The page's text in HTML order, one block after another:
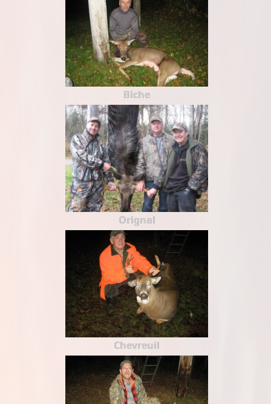
Biche
Orignal
Chevreuil